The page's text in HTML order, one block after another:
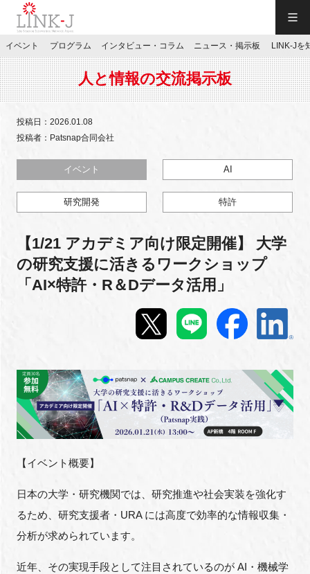
JP／EN
特別会員専用メニュー
施設ご予約
お問い合わせ
マイページ
イベント
プログラム
LINK-Jを知る
イベント プログラム インタビュー・コラム ニュース・掲示板 LINK-Jを
人と情報の交流掲示板
投稿日：2026.01.08
投稿者：Patsnap合同会社
イベント AI
研究開発 特許
【1/21 アカデミア向け限定開催】 大学
の研究支援に活きるワークショップ
「AI×特許・R＆Dデータ活用」
【イベント概要】
日本の大学・研究機関では、研究推進や社会実装を強化す
るため、研究支援者・URA には高度で効率的な情報収集・
分析が求められています。
近年、その実現手段として注目されているのが AI・機械学